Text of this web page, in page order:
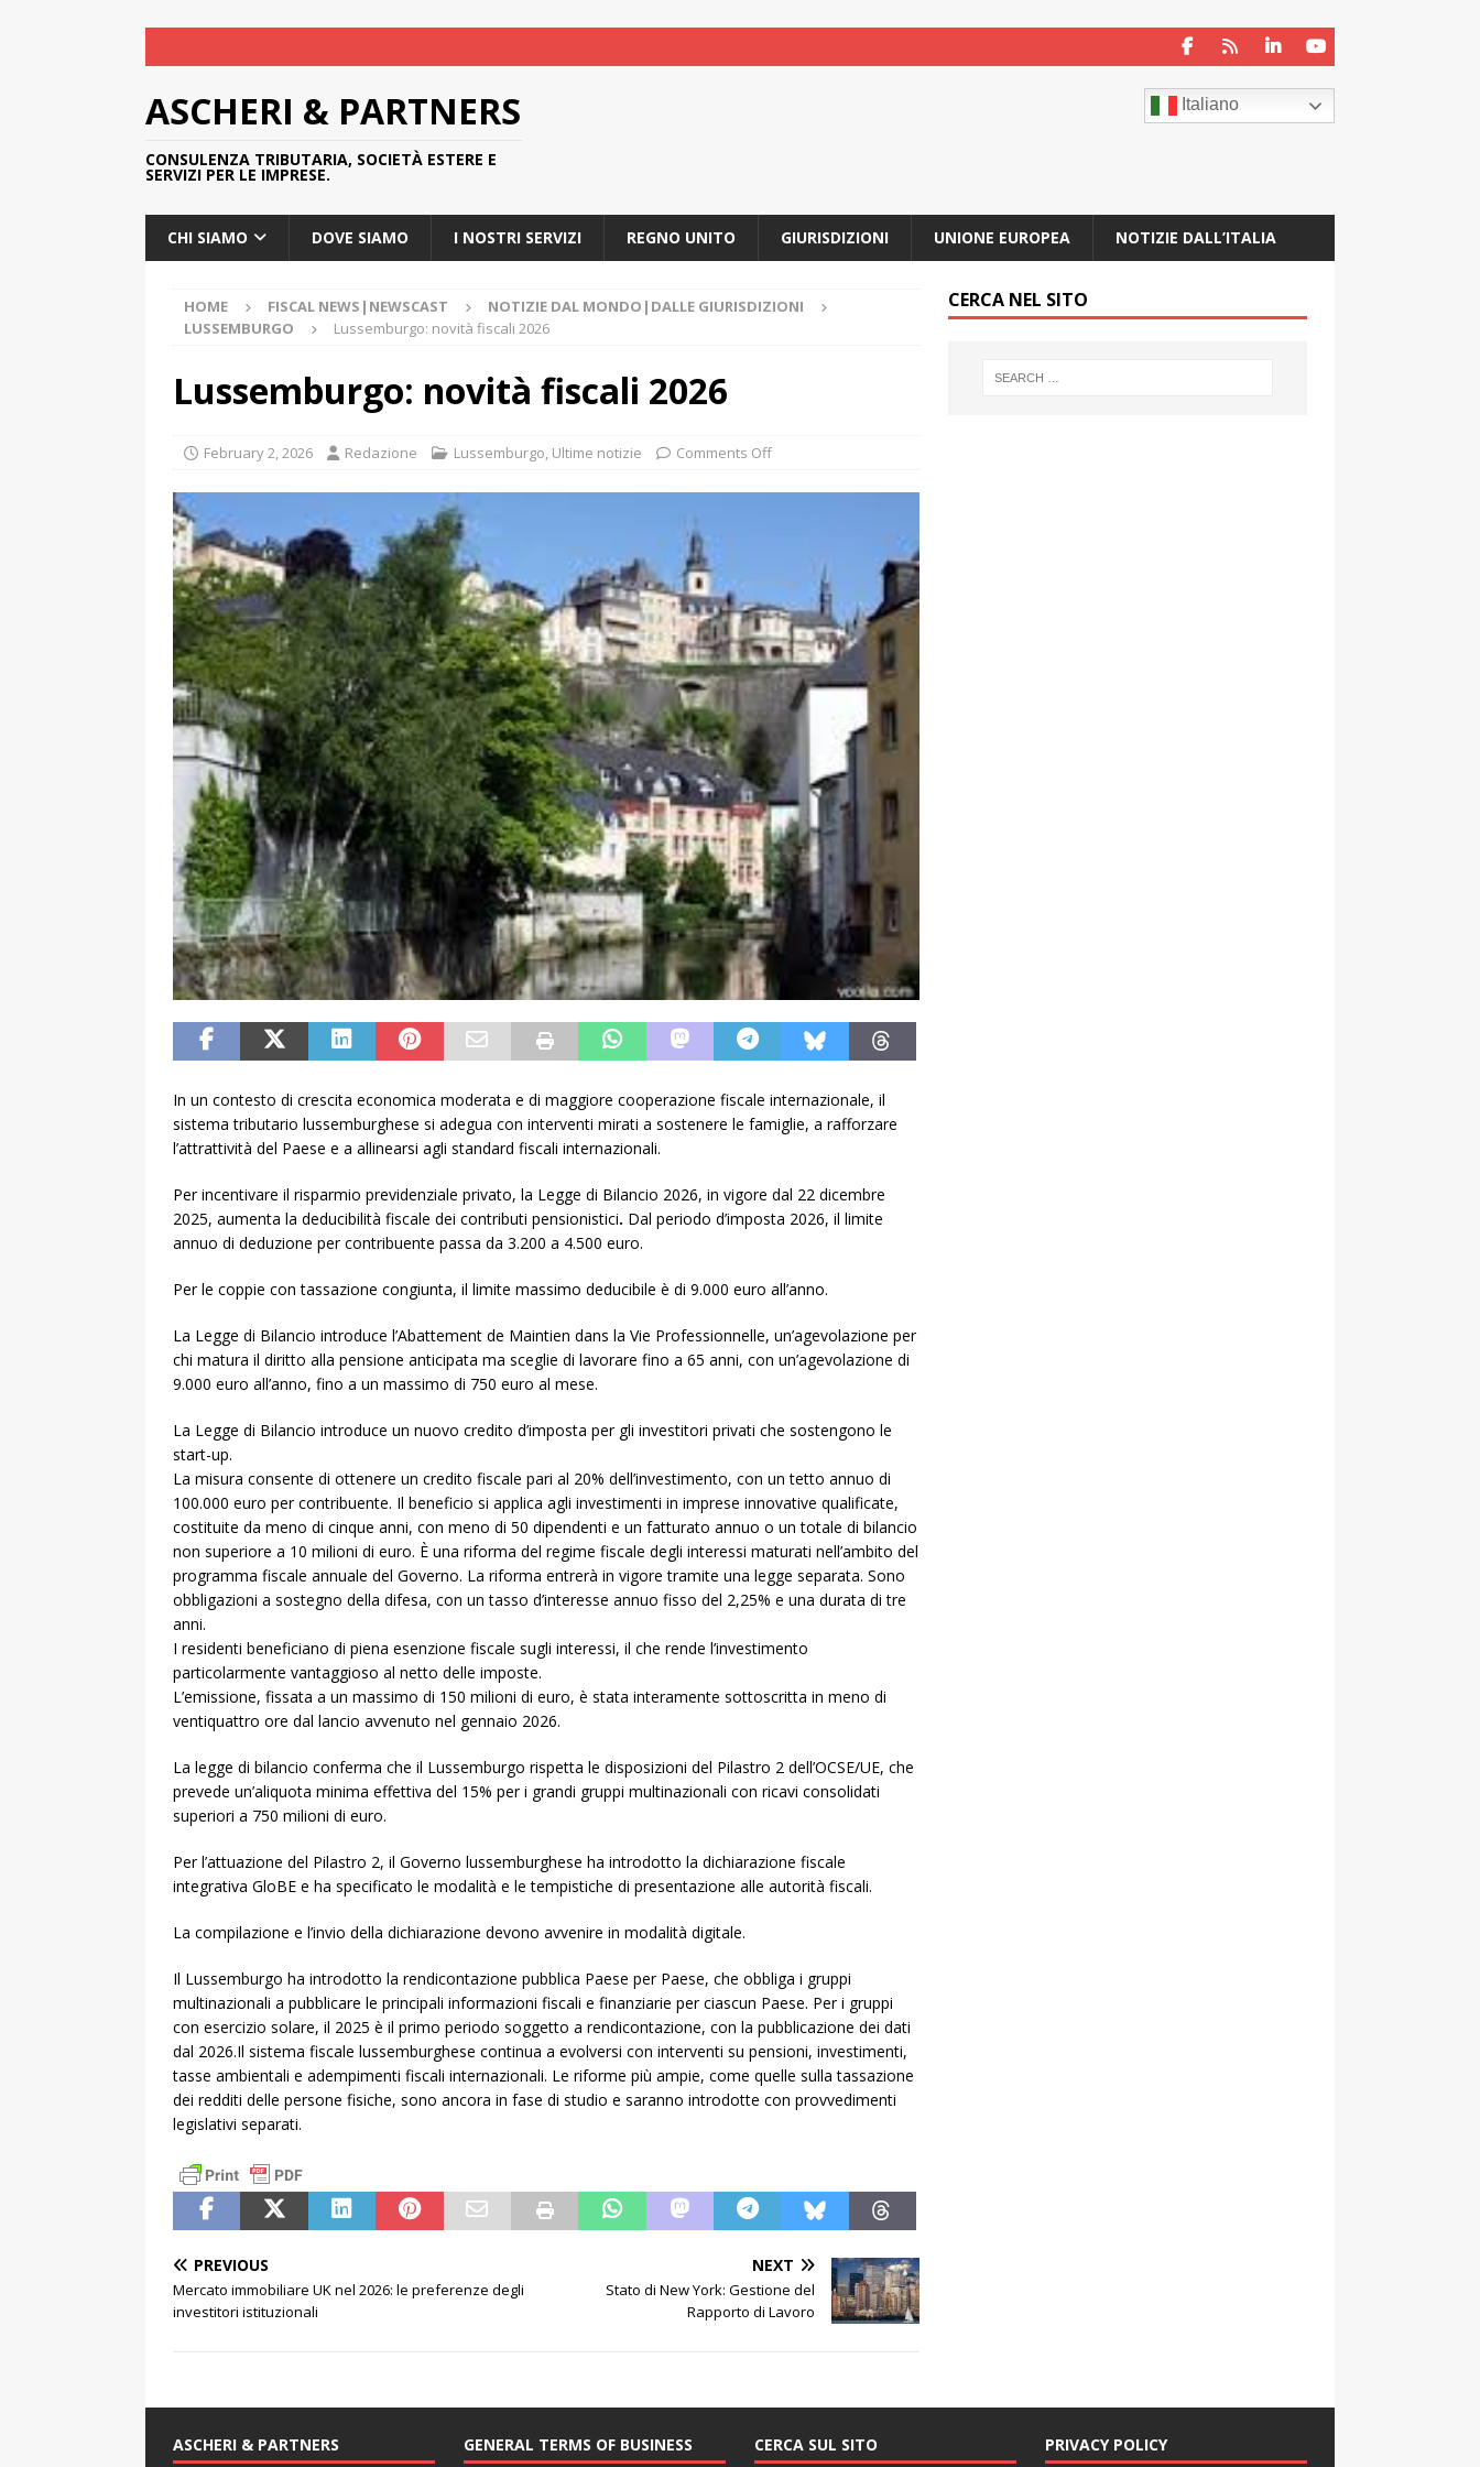
ASCHERI & PARTNERS
CONSULENZA TRIBUTARIA, SOCIETÀ ESTERE E
SERVIZI PER LE IMPRESE.
Italiano
CHI SIAMO DOVE SIAMO I NOSTRI SERVIZI REGNO UNITO GIURISDIZIONI UNIONE EUROPEA NOTIZIE DALL’ITALIA
HOME FISCAL NEWS|NEWSCAST
NOTIZIE DAL MONDO|DALLE GIURISDIZIONI
LUSSEMBURGO
Lussemburgo: novità fiscali 2026
Lussemburgo: novità fiscali 2026
February 2, 2026 Redazione Lussemburgo, Ultime notizie Comments Off
In un contesto di crescita economica moderata e di maggiore cooperazione fiscale internazionale, il
sistema tributario lussemburghese si adegua con interventi mirati a sostenere le famiglie, a rafforzare
l’attrattività del Paese e a allinearsi agli standard fiscali internazionali.
Per incentivare il risparmio previdenziale privato, la Legge di Bilancio 2026, in vigore dal 22 dicembre
2025, aumenta la deducibilità fiscale dei contributi pensionistici. Dal periodo d’imposta 2026, il limite
annuo di deduzione per contribuente passa da 3.200 a 4.500 euro.
Per le coppie con tassazione congiunta, il limite massimo deducibile è di 9.000 euro all’anno.
La Legge di Bilancio introduce l’Abattement de Maintien dans la Vie Professionnelle, un’agevolazione per
chi matura il diritto alla pensione anticipata ma sceglie di lavorare fino a 65 anni, con un’agevolazione di
9.000 euro all’anno, fino a un massimo di 750 euro al mese.
La Legge di Bilancio introduce un nuovo credito d’imposta per gli investitori privati che sostengono le
start-up.
La misura consente di ottenere un credito fiscale pari al 20% dell’investimento, con un tetto annuo di
100.000 euro per contribuente. Il beneficio si applica agli investimenti in imprese innovative qualificate,
costituite da meno di cinque anni, con meno di 50 dipendenti e un fatturato annuo o un totale di bilancio
non superiore a 10 milioni di euro. È una riforma del regime fiscale degli interessi maturati nell’ambito del
programma fiscale annuale del Governo. La riforma entrerà in vigore tramite una legge separata. Sono
obbligazioni a sostegno della difesa, con un tasso d’interesse annuo fisso del 2,25% e una durata di tre
anni.
I residenti beneficiano di piena esenzione fiscale sugli interessi, il che rende l’investimento
particolarmente vantaggioso al netto delle imposte.
L’emissione, fissata a un massimo di 150 milioni di euro, è stata interamente sottoscritta in meno di
ventiquattro ore dal lancio avvenuto nel gennaio 2026.
La legge di bilancio conferma che il Lussemburgo rispetta le disposizioni del Pilastro 2 dell’OCSE/UE, che
prevede un’aliquota minima effettiva del 15% per i grandi gruppi multinazionali con ricavi consolidati
superiori a 750 milioni di euro.
Per l’attuazione del Pilastro 2, il Governo lussemburghese ha introdotto la dichiarazione fiscale
integrativa GloBE e ha specificato le modalità e le tempistiche di presentazione alle autorità fiscali.
La compilazione e l’invio della dichiarazione devono avvenire in modalità digitale.
Il Lussemburgo ha introdotto la rendicontazione pubblica Paese per Paese, che obbliga i gruppi
multinazionali a pubblicare le principali informazioni fiscali e finanziarie per ciascun Paese. Per i gruppi
con esercizio solare, il 2025 è il primo periodo soggetto a rendicontazione, con la pubblicazione dei dati
dal 2026.Il sistema fiscale lussemburghese continua a evolversi con interventi su pensioni, investimenti,
tasse ambientali e adempimenti fiscali internazionali. Le riforme più ampie, come quelle sulla tassazione
dei redditi delle persone fisiche, sono ancora in fase di studio e saranno introdotte con provvedimenti
legislativi separati.
PREVIOUS
Mercato immobiliare UK nel 2026: le preferenze degli
investitori istituzionali
NEXT
Stato di New York: Gestione del
Rapporto di Lavoro
CERCA NEL SITO
ASCHERI & PARTNERS GENERAL TERMS OF BUSINESS CERCA SUL SITO PRIVACY POLICY